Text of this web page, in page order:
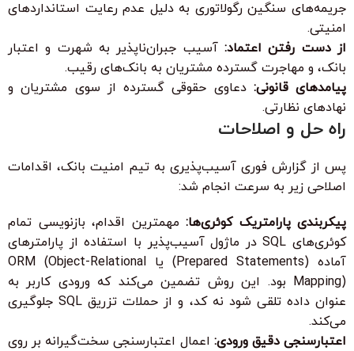
جریمه‌های سنگین رگولاتوری به دلیل عدم رعایت استانداردهای
امنیتی.
از دست رفتن اعتماد: آسیب جبران‌ناپذیر به شهرت و اعتبار
بانک، و مهاجرت گسترده مشتریان به بانک‌های رقیب.
پیامد‌های قانونی: دعاوی حقوقی گسترده از سوی مشتریان و
نهادهای نظارتی.
راه حل و اصلاحات
پس از گزارش فوری آسیب‌پذیری به تیم امنیت بانک، اقدامات
اصلاحی زیر به سرعت انجام شد:
پیکربندی پارامتریک کوئری‌ها: مهمترین اقدام، بازنویسی تمام
کوئری‌های SQL در ماژول آسیب‌پذیر با استفاده از پارامترهای
آماده (Prepared Statements) یا ORM (Object-Relational
Mapping) بود. این روش تضمین می‌کند که ورودی کاربر به
عنوان داده تلقی شود نه کد، و از حملات تزریق SQL جلوگیری
می‌کند.
اعتبارسنجی دقیق ورودی: اعمال اعتبارسنجی سخت‌گیرانه بر روی